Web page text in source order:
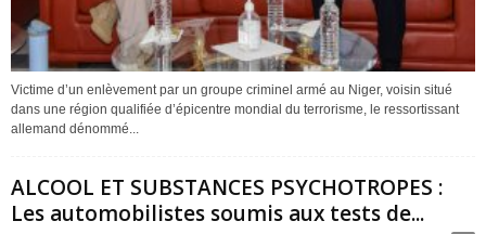
Victime d’un enlèvement par un groupe criminel armé au Niger, voisin situé
dans une région qualifiée d’épicentre mondial du terrorisme, le ressortissant
allemand dénommé...
ALCOOL ET SUBSTANCES PSYCHOTROPES :
Les automobilistes soumis aux tests de...